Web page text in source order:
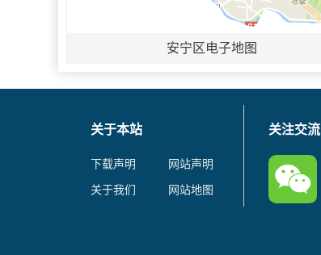
安宁区电子地图
关于本站
下载声明
网站声明
关于我们
网站地图
关注交流